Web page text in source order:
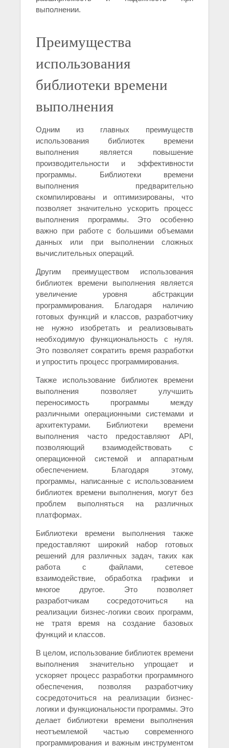
выполнении.
Преимущества
использования
библиотеки времени
выполнения
Одним из главных преимуществ
использования библиотек времени
выполнения является повышение
производительности и эффективности
программы. Библиотеки времени
выполнения предварительно
скомпилированы и оптимизированы, что
позволяет значительно ускорить процесс
выполнения программы. Это особенно
важно при работе с большими объемами
данных или при выполнении сложных
вычислительных операций.
Другим преимуществом использования
библиотек времени выполнения является
увеличение уровня абстракции
программирования. Благодаря наличию
готовых функций и классов, разработчику
не нужно изобретать и реализовывать
необходимую функциональность с нуля.
Это позволяет сократить время разработки
и упростить процесс программирования.
Также использование библиотек времени
выполнения позволяет улучшить
переносимость программы между
различными операционными системами и
архитектурами. Библиотеки времени
выполнения часто предоставляют API,
позволяющий взаимодействовать с
операционной системой и аппаратным
обеспечением. Благодаря этому,
программы, написанные с использованием
библиотек времени выполнения, могут без
проблем выполняться на различных
платформах.
Библиотеки времени выполнения также
предоставляют широкий набор готовых
решений для различных задач, таких как
работа с файлами, сетевое
взаимодействие, обработка графики и
многое другое. Это позволяет
разработчикам сосредоточиться на
реализации бизнес-логики своих программ,
не тратя время на создание базовых
функций и классов.
В целом, использование библиотек времени
выполнения значительно упрощает и
ускоряет процесс разработки программного
обеспечения, позволяя разработчику
сосредоточиться на реализации бизнес-
логики и функциональности программы. Это
делает библиотеки времени выполнения
неотъемлемой частью современного
программирования и важным инструментом